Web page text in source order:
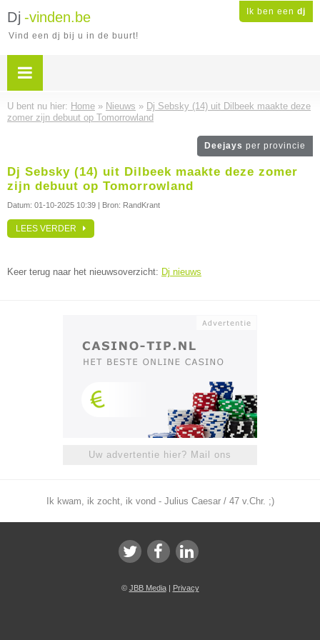
Ik ben een dj
Dj -vinden.be
Vind een dj bij u in de buurt!
U bent nu hier: Home » Nieuws » Dj Sebsky (14) uit Dilbeek maakte deze
zomer zijn debuut op Tomorrowland
Deejays per provincie
Dj Sebsky (14) uit Dilbeek maakte deze zomer
zijn debuut op Tomorrowland
Datum: 01-10-2025 10:39 | Bron: RandKrant
LEES VERDER
Keer terug naar het nieuwsoverzicht: Dj nieuws
Uw advertentie hier? Mail ons
Ik kwam, ik zocht, ik vond - Julius Caesar / 47 v.Chr. ;)
© JBB Media| Privacy